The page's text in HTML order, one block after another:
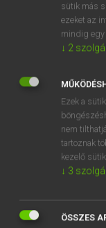
EURÓPAI UNIÓS
Kapcsolódó anyagok
temporary
temporary grass
sütik más
ezeket az
mindig egy
↓ 2
Ezek a
nem
tartoznak
kezelő
↓ 3
ÖSSZES